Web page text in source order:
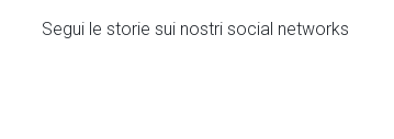
Segui le storie sui nostri social networks